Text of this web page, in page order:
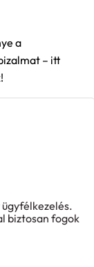
a
– itt
biztosan fogok